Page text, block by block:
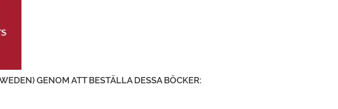
GENOM ATT BESTÄLLA DESSA BÖCKER: